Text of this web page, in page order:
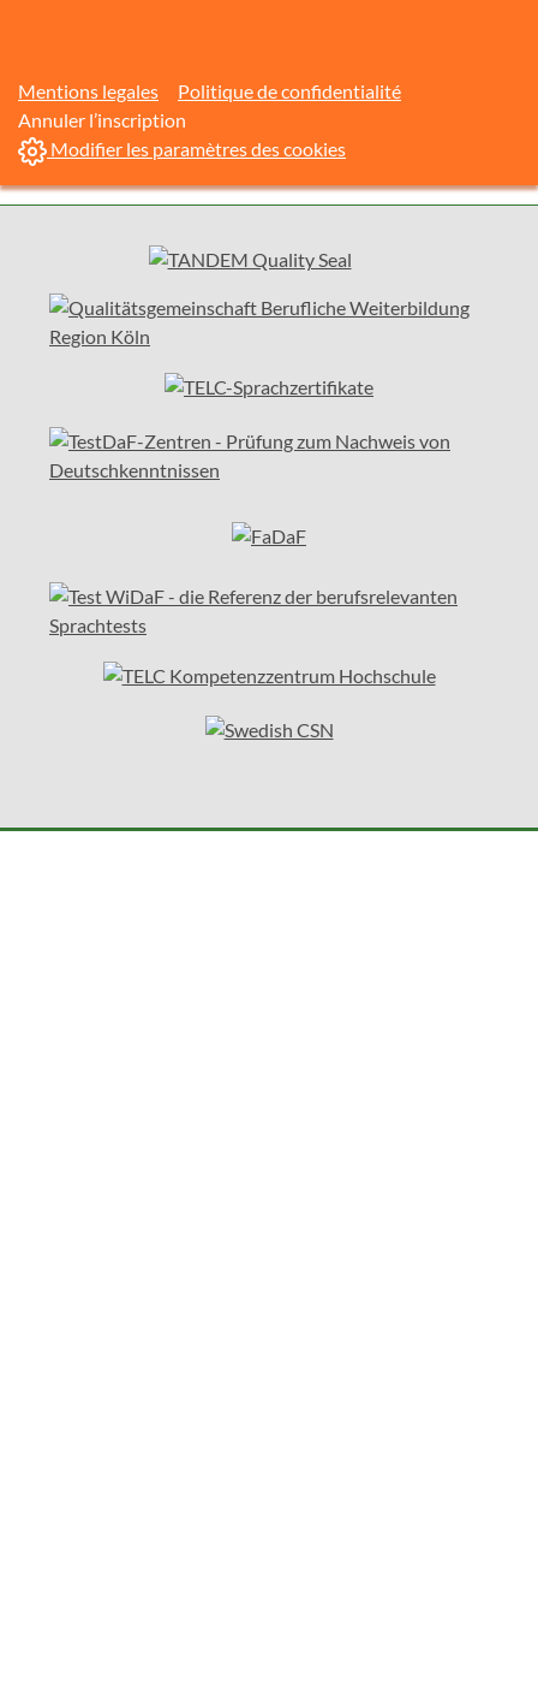
Mentions legales
Politique de confidentialité
Annuler l’inscription
Modifier les paramètres des cookies